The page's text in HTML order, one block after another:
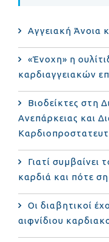
Αγγειακή Άνοια
«Ένοχη» η
καρδιαγγειακών
Βιοδείκτες στη
Ανεπάρκειας και
Γιατί
καρδιά και πότε
Οι διαβητικοί
αιφνίδιου